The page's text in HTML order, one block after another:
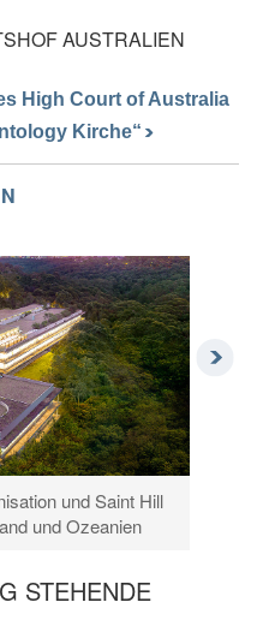
AUSTRALIEN
High Court of Australia
Kirche“
und Saint Hill
und Ozeanien
STEHENDE